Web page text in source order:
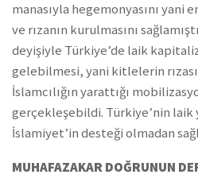
manasıyla hegemonyasını
ve rızanın kurulmasını
deyişiyle Türkiye’de laik
gelebilmesi, yani kitlelerin
İslamcılığın yarattığı
gerçekleşebildi. Türkiye’nin laik
İslamiyet’in desteği olmadan
MUHAFAZAKAR DOĞRUNUN